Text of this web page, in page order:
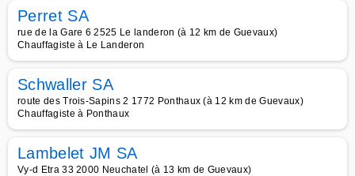
Perret SA
rue de la Gare 6 2525 Le landeron (à 12 km de Guevaux)
Chauffagiste à Le Landeron
Schwaller SA
route des Trois-Sapins 2 1772 Ponthaux (à 12 km de Guevaux)
Chauffagiste à Ponthaux
Lambelet JM SA
Vy-d Etra 33 2000 Neuchatel (à 13 km de Guevaux)